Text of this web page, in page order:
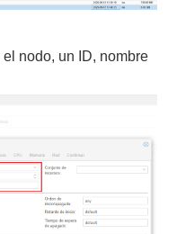
nodo, un ID, nombre